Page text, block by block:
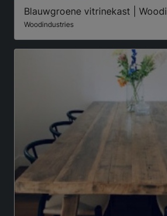
Blauwgroene vitrinekast |
Woodindustries